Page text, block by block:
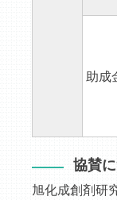
助成
協賛
旭化成創剤研